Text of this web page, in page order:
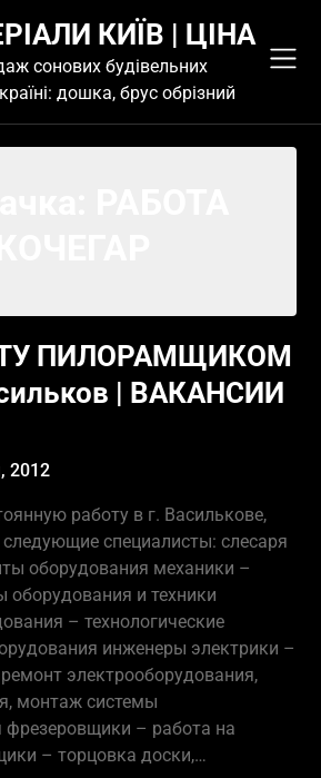
КИЇВ | ЦІНА
сонових будівельних
дошка, брус обрізний
ПИЛОРАМЩИКОМ
| ВАКАНСИИ
2012
работу в г. Василькове,
специалисты: слесаря
оборудования механики –
оборудования и техники
– технологические
инженеры электрики –
электрооборудования,
монтаж системы
– работа на
– торцовка доски,…